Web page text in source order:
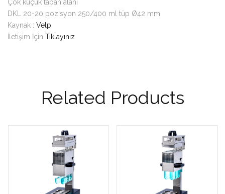
Çok küçük taban alanı
DKL 20-20 pozisyon 250/400 ml tüp Ø42 mm
Kaynak : Velp
İletişim İçin Tıklayınız
Related Products